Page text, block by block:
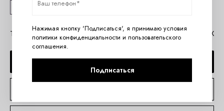
85F
Таблица размеров Ava Помощь в MAX
ДОБАВИТЬ В КОРЗИНУ
Нажимая кнопку 'Подписаться', я принимаю условия
политики конфиденциальности и пользовательского
соглашения.
Подписаться